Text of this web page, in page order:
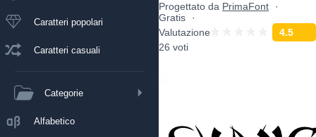
Caratteri popolari
Caratteri casuali
Categorie
Alfabetico
Progettato da PrimaFont
Gratis
Valutazione
4.5
26 voti